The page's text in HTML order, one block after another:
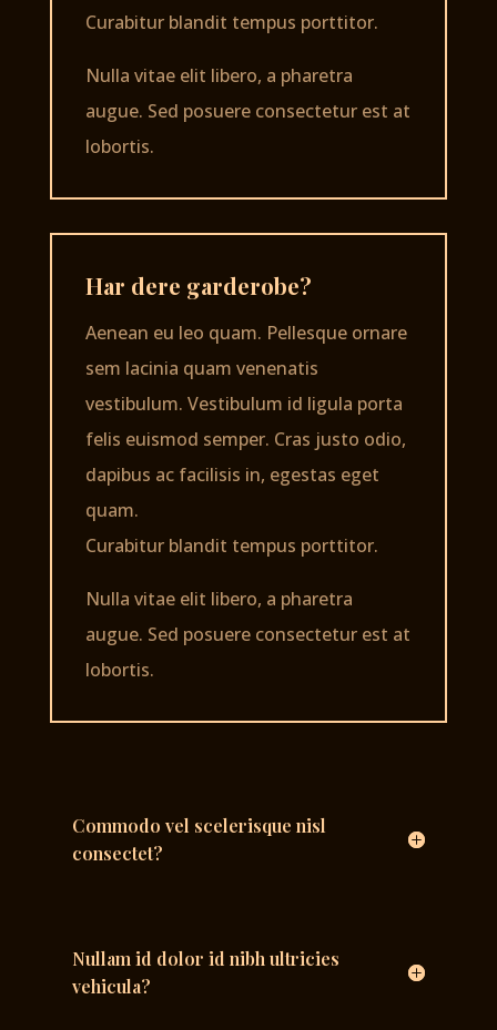
Curabitur blandit tempus porttitor.
Nulla vitae elit libero, a pharetra
augue. Sed posuere consectetur est at
lobortis.
Har dere garderobe?
Aenean eu leo quam. Pellesque ornare
sem lacinia quam venenatis
vestibulum. Vestibulum id ligula porta
felis euismod semper. Cras justo odio,
dapibus ac facilisis in, egestas eget
quam.
Curabitur blandit tempus porttitor.
Nulla vitae elit libero, a pharetra
augue. Sed posuere consectetur est at
lobortis.
Commodo vel scelerisque nisl
consectet?
Nullam id dolor id nibh ultricies
vehicula?